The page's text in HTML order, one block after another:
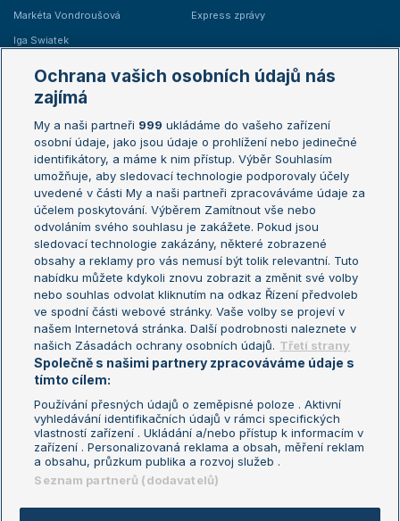
Markéta Vondroušová
Iga Swiatek
Express zprávy
Žebříčky
Žebříček ATP (muži)
Žebříček WTA (ženy)
Sázkařský žebříček
Australian Open
French Open
Wimbledon
US Open
Turnaj mistrů
Turnaj mistryň
Aktualní trendy
Fotbalové přestupy
Livesport Daily
LS Prague Open
Podmínky užití
Nastavení soukromí
GDPR a žurnalistika
Reklama
Kontakt
Informace o zpracování osobních
údajů
Ochrana vašich osobních údajů nás
zajímá
My a naši partneři 999 ukládáme do vašeho zařízení
osobní údaje, jako jsou údaje o prohlížení nebo jedinečné
identifikátory, a máme k nim přístup. Výběr Souhlasím
umožňuje, aby sledovací technologie podporovaly účely
uvedené v části My a naši partneři zpracováváme údaje za
účelem poskytování. Výběrem Zamítnout vše nebo
odvoláním svého souhlasu je zakážete. Pokud jsou
sledovací technologie zakázány, některé zobrazené
obsahy a reklamy pro vás nemusí být tolik relevantní. Tuto
nabídku můžete kdykoli znovu zobrazit a změnit své volby
nebo souhlas odvolat kliknutím na odkaz Řízení předvoleb
ve spodní části webové stránky. Vaše volby se projeví v
našem Internetová stránka. Další podrobnosti naleznete v
našich Zásadách ochrany osobních údajů. Třetí strany
Společně s našimi partnery zpracováváme údaje s
tímto cílem:
Používání přesných údajů o zeměpisné poloze . Aktivní
vyhledávání identifikačních údajů v rámci specifických
vlastností zařízení . Ukládání a/nebo přístup k informacím v
zařízení . Personalizovaná reklama a obsah, měření reklam
a obsahu, průzkum publika a rozvoj služeb .
Seznam partnerů (dodavatelů)